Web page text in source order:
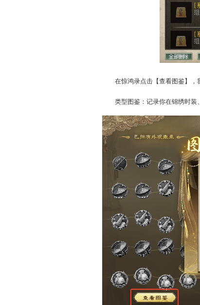
在惊鸿录点击【查看
类型图鉴：记录你在